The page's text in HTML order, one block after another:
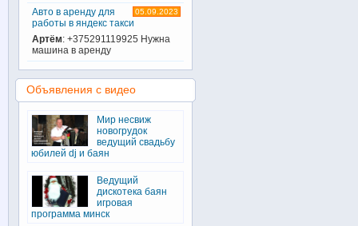
05.09.2023
Авто в аренду для
работы в яндекс такси
Артём: +375291119925 Нужна
машина в аренду
Объявления с видео
Мир несвиж
новогрудок
ведущий свадьбу
юбилей dj и баян
Ведущий
дискотека баян
игровая
программа минск